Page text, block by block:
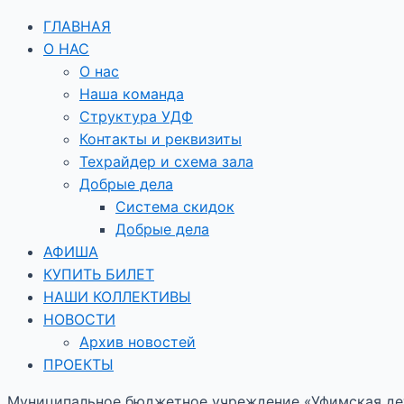
ГЛАВНАЯ
О НАС
О нас
Наша команда
Структура УДФ
Контакты и реквизиты
Техрайдер и схема зала
Добрые дела
Система скидок
Добрые дела
АФИША
КУПИТЬ БИЛЕТ
НАШИ КОЛЛЕКТИВЫ
НОВОСТИ
Архив новостей
ПРОЕКТЫ